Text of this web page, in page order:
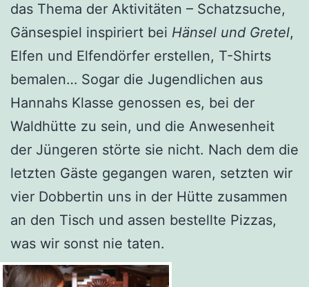
das Thema der Aktivitäten – Schatzsuche,
Gänsespiel inspiriert bei Hänsel und Gretel,
Elfen und Elfendörfer erstellen, T-Shirts
bemalen… Sogar die Jugendlichen aus
Hannahs Klasse genossen es, bei der
Waldhütte zu sein, und die Anwesenheit
der Jüngeren störte sie nicht. Nach dem die
letzten Gäste gegangen waren, setzten wir
vier Dobbertin uns in der Hütte zusammen
an den Tisch und assen bestellte Pizzas,
was wir sonst nie taten.